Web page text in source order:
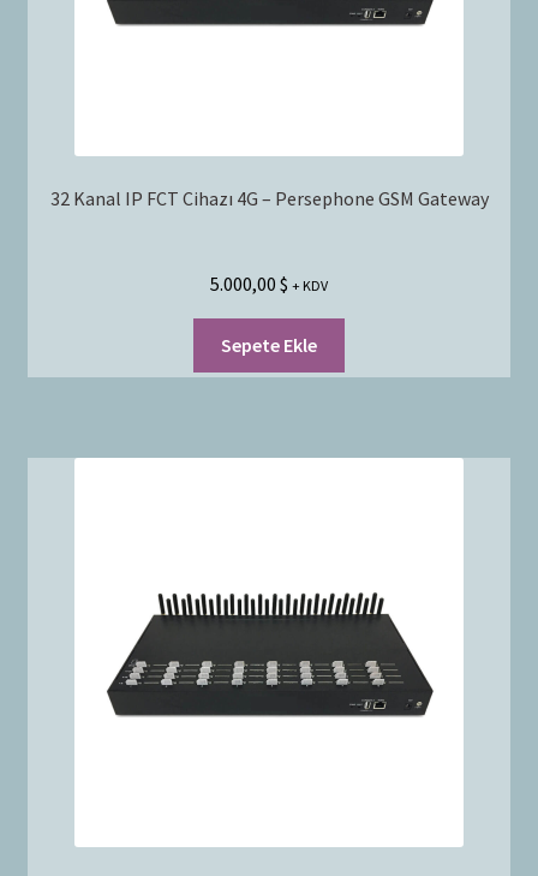
32 Kanal IP FCT Cihazı 4G – Persephone GSM Gateway
5.000,00 $ + KDV
Sepete Ekle